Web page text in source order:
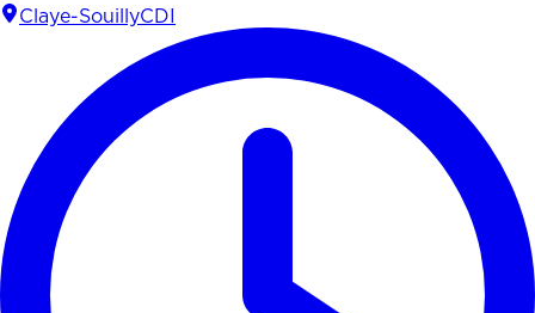
Claye-SouillyCDI